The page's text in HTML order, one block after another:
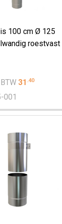
100 cm Ø 125
roestvast
31 .40
001